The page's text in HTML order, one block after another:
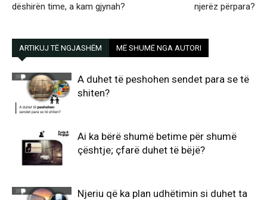
dëshirën time, a kam gjynah?
njerëz përpara?
ARTIKUJ TË NGJASHËM MË SHUMË NGA AUTORI
A duhet të peshohen sendet para se të
shiten?
Ai ka bërë shumë betime për shumë
çështje; çfarë duhet të bëjë?
Njeriu që ka plan udhëtimin si duhet ta